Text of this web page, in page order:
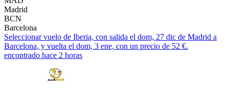
Madrid
BCN
Barcelona
Seleccionar vuelo de Iberia, con salida el dom, 27 dic de Madrid a
Barcelona, y vuelta el dom, 3 ene, con un precio de 52 €.
encontrado hace 2 horas